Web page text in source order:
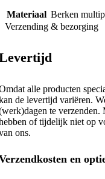
Materiaal Berken
Verzending & bezorging
alle producten
de levertijd variëren.
te verzenden.
of tijdelijk niet op
ons.
en